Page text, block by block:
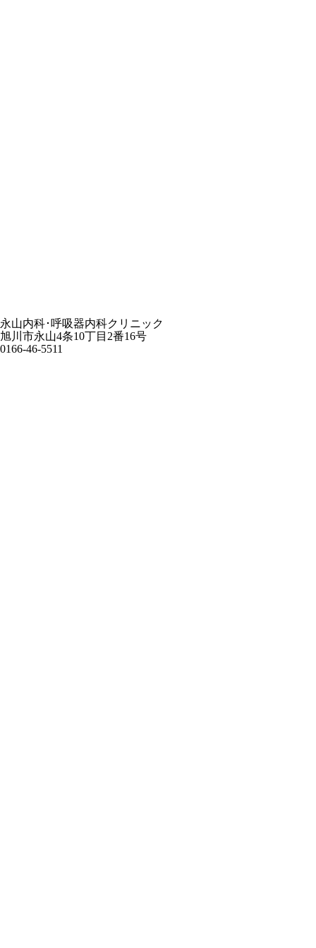
永山内科･呼吸器内科クリニック
旭川市永山4条10丁目2番16号
0166-46-5511